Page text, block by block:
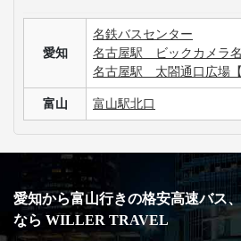
愛知
名鉄バスセンター
名古屋駅 ビックカメラ
名古屋駅 太閤通口広場【
富山 富山駅北口
愛知から富山行きの格安高速バス
なら WILLER TRAVEL